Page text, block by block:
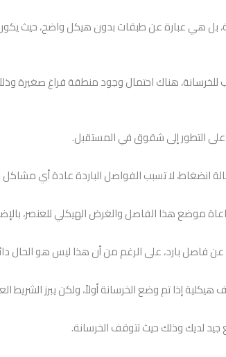
هي عبارة عن طبقات بدون هيكل واضح، حيث يكون
هناك احتمال وجود منطقة فراغ صغيرة
على التطور إلى شقوق في المستقبل.
انضغاط، لا تسبب الفواصل الباردة عادة أي مشاكل
موضع هذا الفاصل والغرض الهيكلي للعنصر،
فاصل بارد، على الرغم من أن هذا ليس هو الحال
إذا تم وضع الخرسانة أولاً، ولكن يبرز الشريط
لديك وذلك حيث تتوقف الخرسانة.